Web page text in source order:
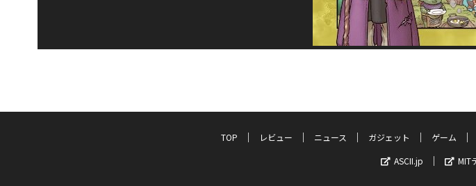
TOP レビュー ニュース ガジェット ゲーム
ASCII.jp
MIT